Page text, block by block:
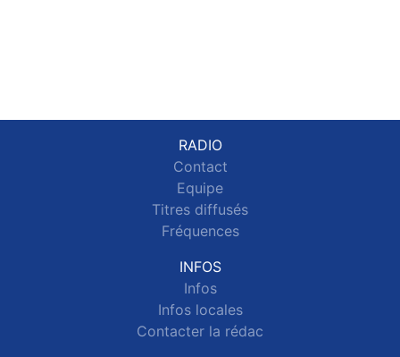
RADIO
Contact
Equipe
Titres diffusés
Fréquences
INFOS
Infos
Infos locales
Contacter la rédac